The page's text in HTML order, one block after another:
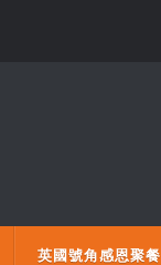
英國號角感恩聚餐